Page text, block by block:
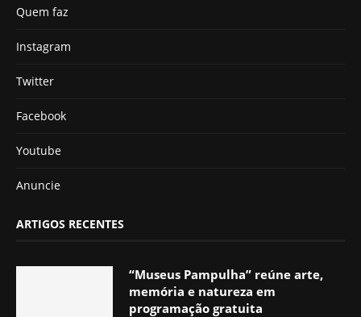
Quem faz
Instagram
Twitter
Facebook
Youtube
Anuncie
ARTIGOS RECENTES
“Museus Pampulha” reúne arte,
memória e natureza em
programação gratuita